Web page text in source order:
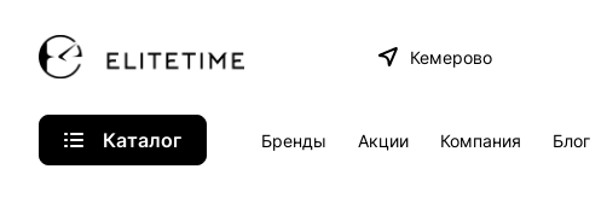
Кемерово
Каталог Бренды Акции Компания Блог